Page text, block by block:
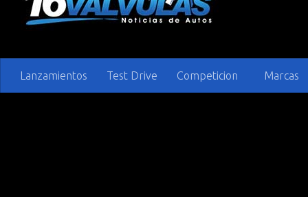
Lanzamientos Test Drive Competicion Marcas